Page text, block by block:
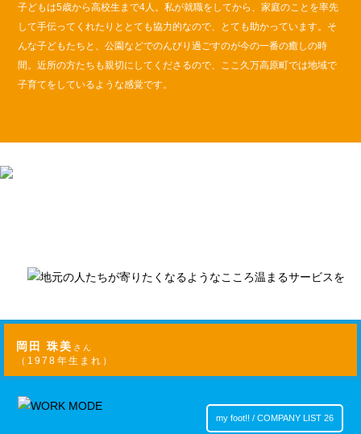
子どもは5歳から高校生まで4人。私が就職をしてから、家庭のことを率先
して手伝ってくれたりととても協力的なので、とても助かっています。そ
んな子どもたちと、公園などでのんびり過ごすのが今の一番の癒しの時
間。近所の方たちも親切にしてくださるので、ここ久万高原町では地域で
子育てをしているような感覚です。
岡田 珠美 さん
（1978年生まれ）
my foot!! / COMPANY LIST 26